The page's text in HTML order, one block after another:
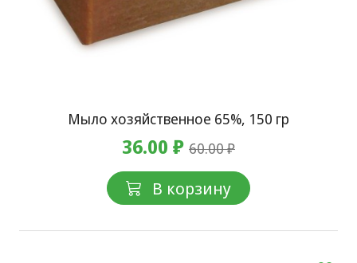
Мыло хозяйственное 65%, 150 гр
36.00 ₽ 60.00 ₽
В корзину